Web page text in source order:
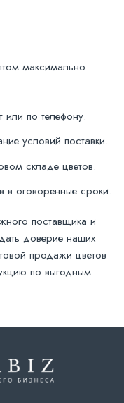
максимально
по телефону.
условий поставки.
складе цветов.
в оговоренные сроки.
поставщика и
доверие наших
продажи цветов
по выгодным